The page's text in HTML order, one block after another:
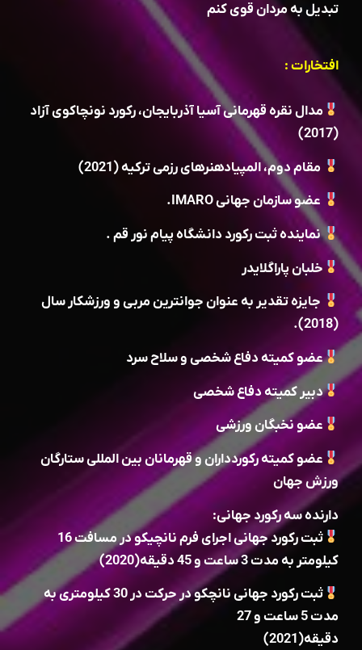
تبدیل به مردان قوی کنم
افتخارات :
مدال نقره قهرمانی آسیا آذربایجان، رکورد نونچاکوی آزاد
(2017)
مقام دوم، المپیادهنرهای رزمی ترکیه (2021)
عضو سازمان جهانی IMARO.
نماینده ثبت رکورد دانشگاه پیام نور قم .
خلبان پاراگلایدر
جایزه تقدیر به عنوان جوانترین مربی و ورزشکار سال
(2018).
عضو کمیته دفاع شخصی و سلاح سرد
دبیر کمیته دفاع شخصی
عضو نخبگان ورزشی
عضو کمیته رکوردداران و قهرمانان بین المللی ستارگان
ورزش جهان
دارنده سه رکورد جهانی:
ثبت رکورد جهانی اجرای فرم نانچیکو در مسافت 16
کیلومتر به مدت 3 ساعت و 45 دقیقه(2020)
ثبت رکورد جهانی نانچکو در حرکت در 30 کیلومتری به
مدت 5 ساعت و 27
دقیقه(2021)